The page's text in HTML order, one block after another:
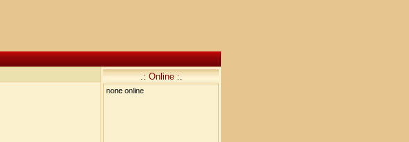
.: Online :.
none online